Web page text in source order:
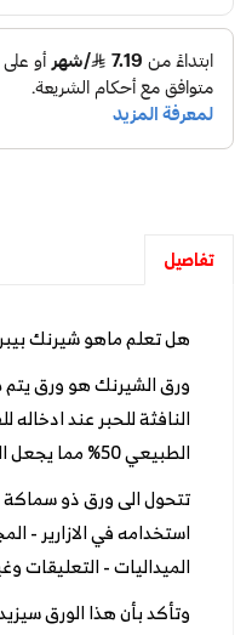
تفاصيل
هل تعلم ماهو شيرنك
ورق الشيرنك هو ورق يتم
النافثة للحبر عند
الطبيعي 50% مما يجعل الورقة
تتحول الى ورق ذو سماكة
استخدامه في الازارير -
الميداليات - التعليقات
وتأكد بأن هذا الورق